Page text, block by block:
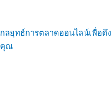
กลยุทธ์การตลาดออนไลน์เพื่อดึ
คุณ